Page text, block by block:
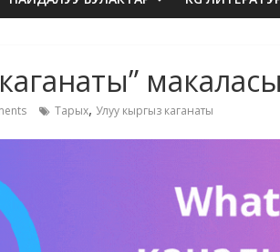
Тарых, Улуу кыргыз каганаты